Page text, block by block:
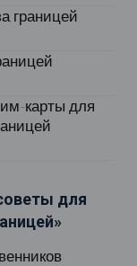
границей
карты для
для